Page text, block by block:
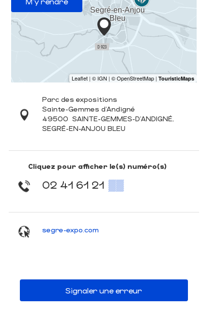
Parc des expositions
Sainte-Gemmes d'Andigné
49500 SAINTE-GEMMES-D'ANDIGNÉ,
SEGRÉ-EN-ANJOU BLEU
Cliquez pour afficher le(s) numéro(s)
02 41 61 21 ▒▒
segre-expo.com
Signaler une erreur